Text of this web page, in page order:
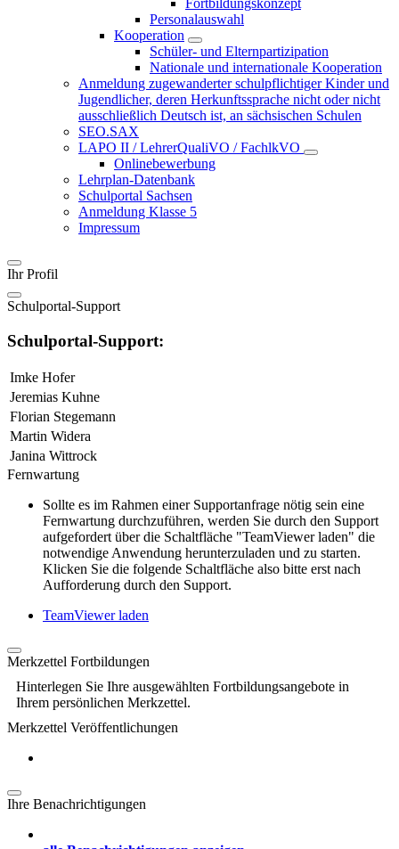
Fortbildungskonzept
Personalauswahl
Kooperation
Schüler- und Elternpartizipation
Nationale und internationale Kooperation
Anmeldung zugewanderter schulpflichtiger Kinder und
Jugendlicher, deren Herkunftssprache nicht oder nicht
ausschließlich Deutsch ist, an sächsischen Schulen
SEO.SAX
LAPO II / LehrerQualiVO / FachlkVO
Onlinebewerbung
Lehrplan-Datenbank
Schulportal Sachsen
Anmeldung Klasse 5
Impressum
Ihr Profil
Schulportal-Support
Schulportal-Support:
Imke Hofer
Jeremias Kuhne
Florian Stegemann
Martin Widera
Janina Wittrock
Fernwartung
Sollte es im Rahmen einer Supportanfrage nötig sein eine
Fernwartung durchzuführen, werden Sie durch den Support
aufgefordert über die Schaltfläche "TeamViewer laden" die
notwendige Anwendung herunterzuladen und zu starten.
Klicken Sie die folgende Schaltfläche also bitte erst nach
Aufforderung durch den Support.
TeamViewer laden
Merkzettel Fortbildungen
Hinterlegen Sie Ihre ausgewählten Fortbildungsangebote in
Ihrem persönlichen Merkzettel.
Merkzettel Veröffentlichungen
Ihre Benachrichtigungen